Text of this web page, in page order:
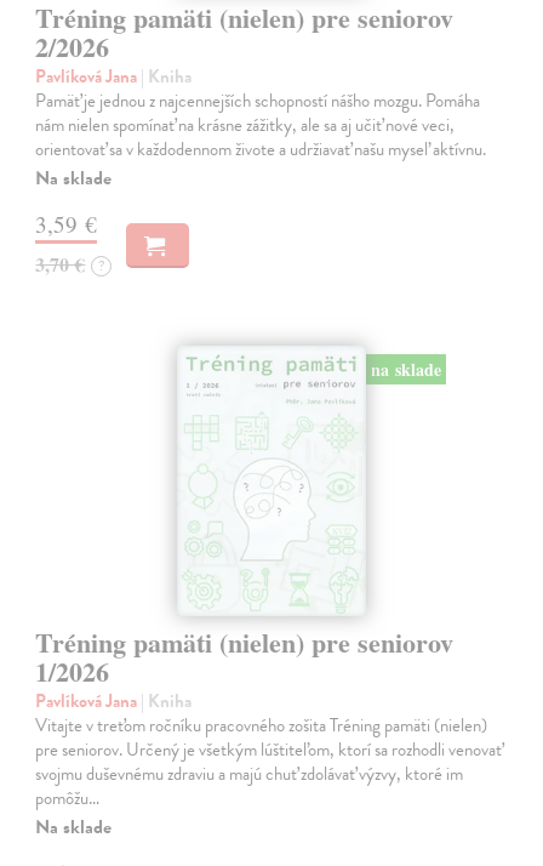
Tréning pamäti (nielen) pre seniorov
2/2026
Pavlíková Jana| Kniha
Pamäť je jednou z najcennejších schopností nášho mozgu. Pomáha
nám nielen spomínať na krásne zážitky, ale sa aj učiť nové veci,
orientovať sa v každodennom živote a udržiavať našu myseľ aktívnu.
Na sklade
3,59 €
3,70 € ?
na sklade
Tréning pamäti (nielen) pre seniorov
1/2026
Pavlíková Jana| Kniha
Vitajte v treťom ročníku pracovného zošita Tréning pamäti (nielen)
pre seniorov. Určený je všetkým lúštiteľom, ktorí sa rozhodli venovať
svojmu duševnému zdraviu a majú chuť zdolávať výzvy, ktoré im
pomôžu…
Na sklade